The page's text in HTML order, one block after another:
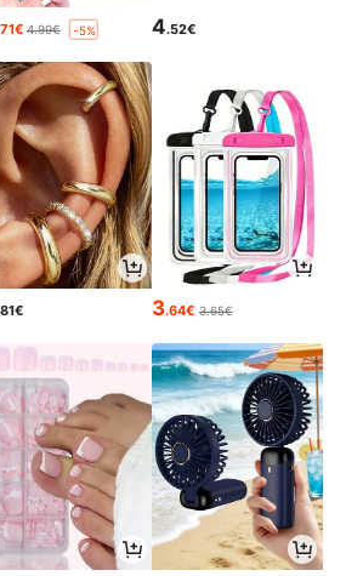
4.99€ -5% 4.52€
3.64€ 3.65€